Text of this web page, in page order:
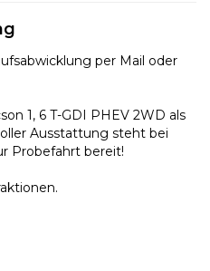
per Mail oder
1, 6 T-GDI PHEV 2WD als
Ausstattung steht bei
Probefahrt bereit!